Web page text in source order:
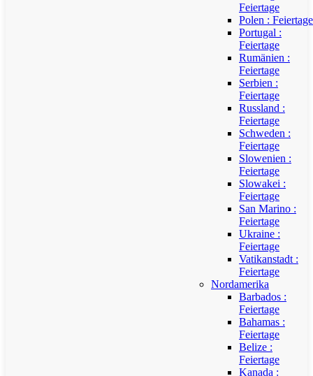
Feiertage
Polen : Feiertage
Portugal :
Feiertage
Rumänien :
Feiertage
Serbien :
Feiertage
Russland :
Feiertage
Schweden :
Feiertage
Slowenien :
Feiertage
Slowakei :
Feiertage
San Marino :
Feiertage
Ukraine :
Feiertage
Vatikanstadt :
Feiertage
Nordamerika
Barbados :
Feiertage
Bahamas :
Feiertage
Belize :
Feiertage
Kanada :